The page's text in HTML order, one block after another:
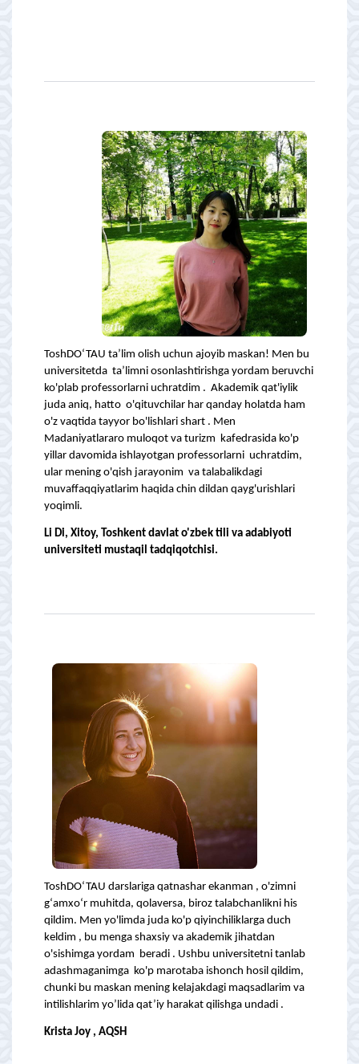
ToshDO‘TAU ta’lim olish uchun ajoyib maskan! Men bu
universitetda ta’limni osonlashtirishga yordam beruvchi
ko'plab professorlarni uchratdim . Akademik qat'iylik
juda aniq, hatto o'qituvchilar har qanday holatda ham
o'z vaqtida tayyor bo'lishlari shart . Men
Madaniyatlararo muloqot va turizm kafedrasida ko'p
yillar davomida ishlayotgan professorlarni uchratdim,
ular mening o'qish jarayonim va talabalikdagi
muvaffaqqiyatlarim haqida chin dildan qayg'urishlari
yoqimli.
Li Di, Xitoy, Toshkent davlat o'zbek tili va adabiyoti
universiteti mustaqil tadqiqotchisi.
ToshDO‘TAU darslariga qatnashar ekanman , o'zimni
g‘amxo‘r muhitda, qolaversa, biroz talabchanlikni his
qildim. Men yo'limda juda ko'p qiyinchiliklarga duch
keldim , bu menga shaxsiy va akademik jihatdan
o'sishimga yordam beradi . Ushbu universitetni tanlab
adashmaganimga ko'p marotaba ishonch hosil qildim,
chunki bu maskan mening kelajakdagi maqsadlarim va
intilishlarim yo’lida qat’iy harakat qilishga undadi .
Krista Joy , AQSH